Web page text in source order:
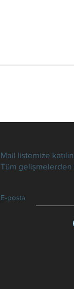
Mail listemize katılın
Tüm gelişmelerden
E-posta